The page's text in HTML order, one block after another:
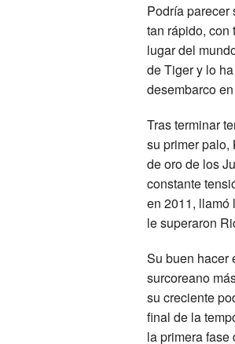
Podría parecer
tan rápido, con
lugar del
de Tiger y lo
desembarco
Tras terminar
su primer palo,
de oro de los
constante
en 2011, llamó
le superaron
Su buen hacer
surcoreano
su creciente
final de la
la primera